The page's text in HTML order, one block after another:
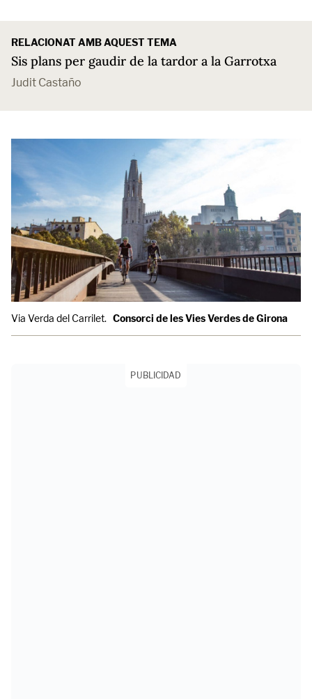
RELACIONAT AMB AQUEST TEMA
Sis plans per gaudir de la tardor a la Garrotxa
Judit Castaño
Via Verda del Carrilet. Consorci de les Vies Verdes de Girona
PUBLICIDAD